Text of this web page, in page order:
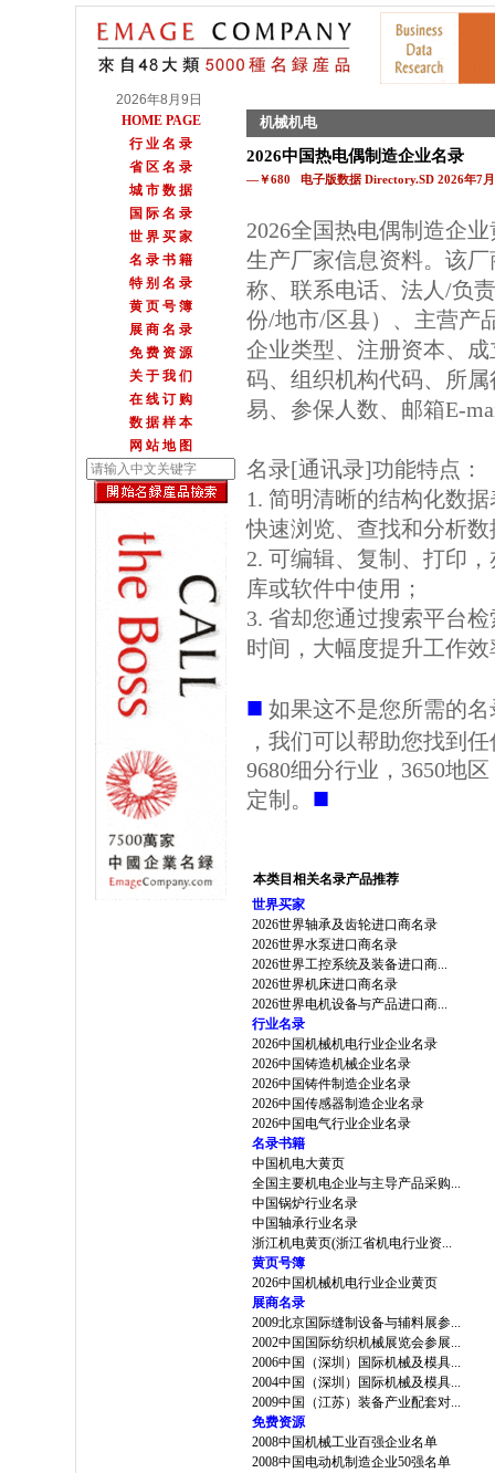
2026年8月9日
HOME PAGE
行 业 名 录
省 区 名 录
城 市 数 据
国 际 名 录
世 界 买 家
名 录 书 籍
特 别 名 录
黄 页 号 簿
展 商 名 录
免 费 资 源
关 于 我 们
在 线 订 购
数 据 样 本
网 站 地 图
机械机电
2026中国热电偶制造企业名录
—￥680 电子版数据 Directory.SD 2026年7
2026全国热电偶制造企
生产厂家信息资料。该
称、联系电话、法人/负
份/地市/区县）、主营产
企业类型、注册资本、
码、组织机构代码、所
易、参保人数、邮箱E-
名录[通讯录]功能特点：
1. 简明清晰的结构化数
快速浏览、查找和分析数
2. 可编辑、复制、打印
库或软件中使用；
3. 省却您通过搜索平台
时间，大幅度提升工作效
■ 如果这不是您所需的
，我们可以帮助您找到
9680细分行业，3650地
定制。 ■
本类目相关名录产品推荐
世界买家
2026世界轴承及齿轮进口商名录
2026世界水泵进口商名录
2026世界工控系统及装备进口商...
2026世界机床进口商名录
2026世界电机设备与产品进口商...
行业名录
2026中国机械机电行业企业名录
2026中国铸造机械企业名录
2026中国铸件制造企业名录
2026中国传感器制造企业名录
2026中国电气行业企业名录
名录书籍
中国机电大黄页
全国主要机电企业与主导产品采购...
中国锅炉行业名录
中国轴承行业名录
浙江机电黄页(浙江省机电行业资...
黄页号簿
2026中国机械机电行业企业黄页
展商名录
2009北京国际缝制设备与辅料展参...
2002中国国际纺织机械展览会参展...
2006中国（深圳）国际机械及模具...
2004中国（深圳）国际机械及模具...
2009中国（江苏）装备产业配套对...
免费资源
2008中国机械工业百强企业名单
2008中国电动机制造企业50强名单